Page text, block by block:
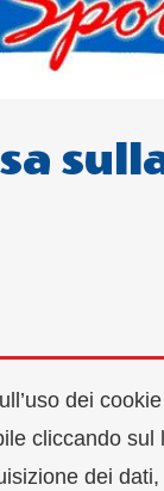
dei
cliccando
dei